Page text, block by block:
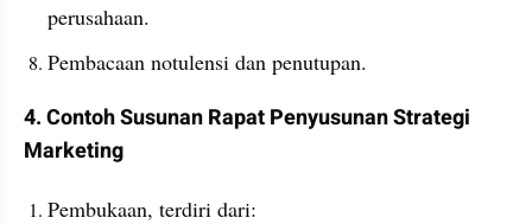
perusahaan.
Pembacaan notulensi dan penutupan.
4. Contoh Susunan Rapat Penyusunan Strategi
Marketing
Pembukaan, terdiri dari: